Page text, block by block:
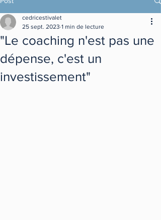
"Le coaching n'est pas une
dépense, c'est un
investissement"
cedricestivalet
25 sept. 2023 1 min de lecture